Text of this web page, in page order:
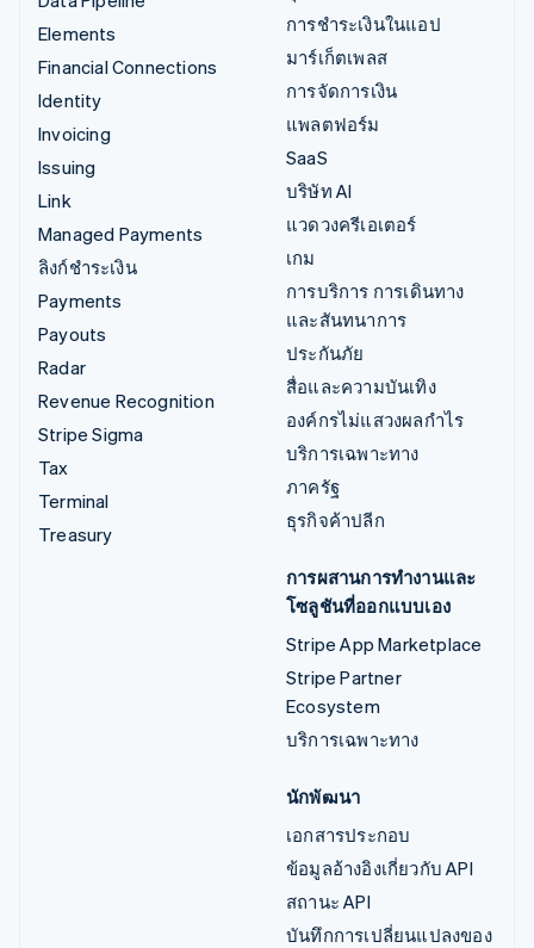
Elements
Financial Connections
Identity
Invoicing
Issuing
Link
Managed Payments
ลิงก์ชำระเงิน
Payments
Payouts
Radar
Revenue Recognition
Stripe Sigma
Tax
Terminal
Treasury
การชำระเงินในแอป
มาร์เก็ตเพลส
การจัดการเงิน
แพลตฟอร์ม
SaaS
บริษัท AI
แวดวงครีเอเตอร์
เกม
การบริการ การเดินทาง
และสันทนาการ
ประกันภัย
สื่อและความบันเทิง
องค์กรไม่แสวงผลกำไร
บริการเฉพาะทาง
ภาครัฐ
ธุรกิจค้าปลีก
การผสานการทำงานและ
โซลูชันที่ออกแบบเอง
Stripe App Marketplace
Stripe Partner
Ecosystem
บริการเฉพาะทาง
นักพัฒนา
เอกสารประกอบ
ข้อมูลอ้างอิงเกี่ยวกับ API
สถานะ API
บันทึกการเปลี่ยนแปลงของ